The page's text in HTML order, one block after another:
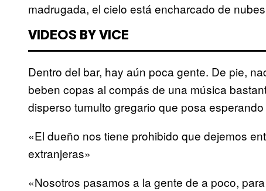
madrugada, el cielo está encharcado de
VIDEOS BY VICE
Dentro del bar, hay aún poca gente. De pie,
beben copas al compás de una música
disperso tumulto gregario que posa
«El dueño nos tiene prohibido que dejemos
extranjeras»
«Nosotros pasamos a la gente de a poco,